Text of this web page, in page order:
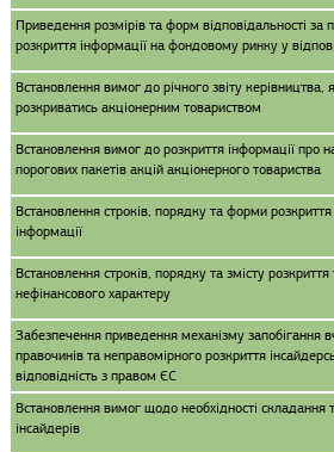
Приведення розмірів та форм відповідальності
розкриття інформації на фондовому ринку у
Встановлення вимог до річного звіту керівництва,
розкриватись акціонерним товариством
Встановлення вимог до розкриття інформації про
порогових пакетів акцій акціонерного товариства
Встановлення строків, порядку та форми
інформації
Встановлення строків, порядку та змісту
нефінансового характеру
Забезпечення приведення механізму запобігання
правочинів та неправомірного розкриття
відповідність з правом ЄС
Встановлення вимог щодо необхідності складання
інсайдерів